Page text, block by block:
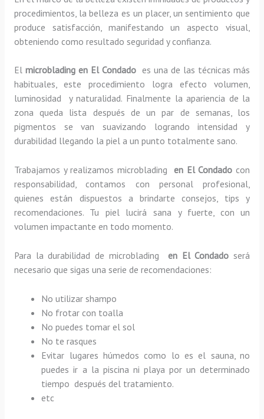
procedimientos, la belleza es un placer, un sentimiento que
produce satisfacción, manifestando un aspecto visual,
obteniendo como resultado seguridad y confianza.
El microblading en El Condado es una de las técnicas más
habituales, este procedimiento logra efecto volumen,
luminosidad y naturalidad. Finalmente la apariencia de la
zona queda lista después de un par de semanas, los
pigmentos se van suavizando logrando intensidad y
durabilidad llegando la piel a un punto totalmente sano.
Trabajamos y realizamos microblading en El Condado con
responsabilidad, contamos con personal profesional,
quienes están dispuestos a brindarte consejos, tips y
recomendaciones. Tu piel lucirá sana y fuerte, con un
volumen impactante en todo momento.
Para la durabilidad de microblading en El Condado será
necesario que sigas una serie de recomendaciones:
No utilizar shampo
No frotar con toalla
No puedes tomar el sol
No te rasques
Evitar lugares húmedos como lo es el sauna, no
puedes ir a la piscina ni playa por un determinado
tiempo después del tratamiento.
etc